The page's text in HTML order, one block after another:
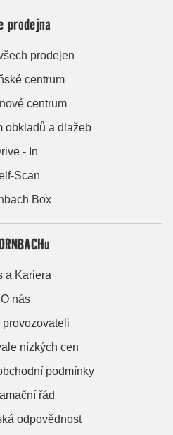
prodejna
prodejen
centrum
centrum
obkladů a dlažeb
- In
Scan
Box
a Kariera
O nás
provozovateli
nízkých cen
podmínky
řád
odpovědnost